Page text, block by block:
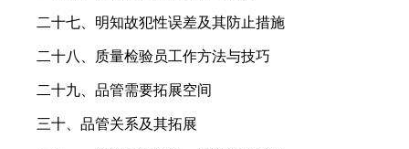
二十七、明知故犯性误差及其防止措施
二十八、质量检验员工作方法与技巧
二十九、品管需要拓展空间
三十、品管关系及其拓展